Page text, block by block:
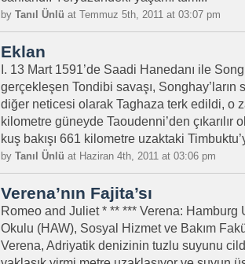
by Tanıl Ünlü at Temmuz 5th, 2011 at 03:07 pm
Eklan
I. 13 Mart 1591’de Saadi Hanedanı ile
gerçekleşen Tondibi savaşı, Songhay’ların
diğer neticesi olarak Taghaza terk edildi, o
kilometre güneyde Taoudenni’den
kuş bakışı 661 kilometre uzaktaki
by Tanıl Ünlü at Haziran 4th, 2011 at 03:06 pm
Verena’nın Fajita’sı
Romeo and Juliet * ** *** Verena: Hamburg
Okulu (HAW), Sosyal Hizmet ve Bakım
Verena, Adriyatik denizinin tuzlu suyunu